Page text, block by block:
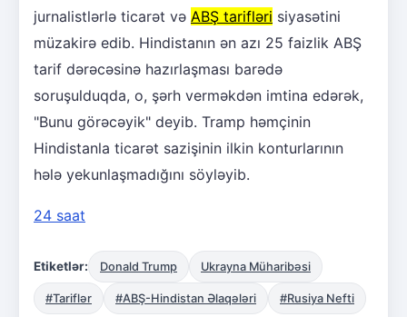
jurnalistlərlə ticarət və ABŞ tarifləri siyasətini
müzakirə edib. Hindistanın ən azı 25 faizlik ABŞ
tarif dərəcəsinə hazırlaşması barədə
soruşulduqda, o, şərh verməkdən imtina edərək,
"Bunu görəcəyik" deyib. Tramp həmçinin
Hindistanla ticarət sazişinin ilkin konturlarının
hələ yekunlaşmadığını söyləyib.
24 saat
Etiketlər: Donald Trump Ukrayna Müharibəsi
#Tariflər #ABŞ-Hindistan Əlaqələri #Rusiya Nefti